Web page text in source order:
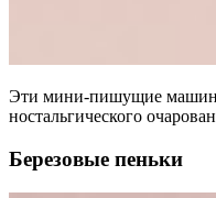
Эти мини-пишущие
ностальгического
Березовые пеньки